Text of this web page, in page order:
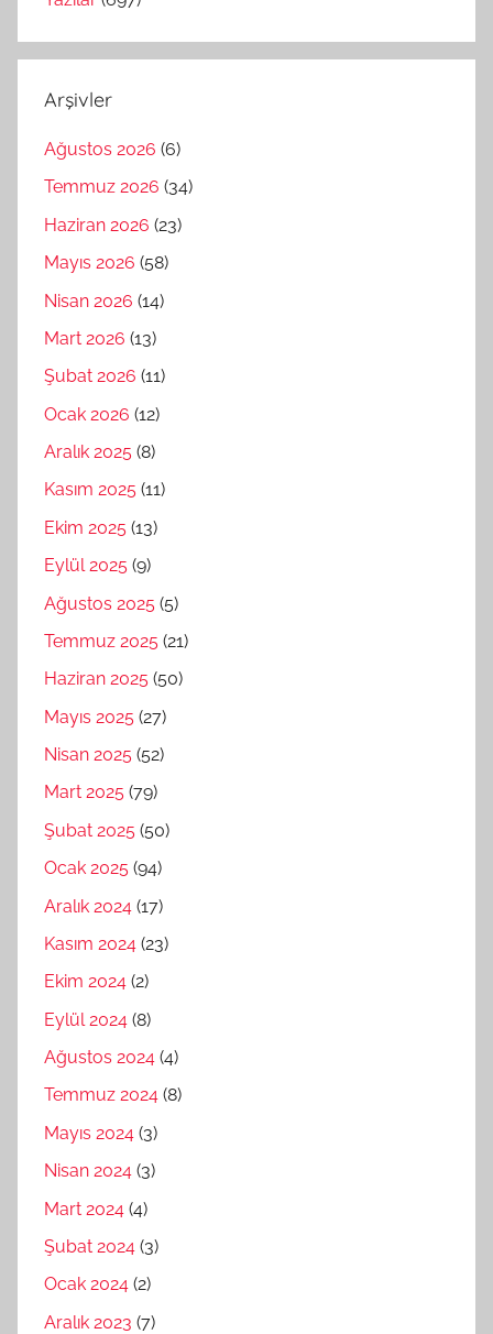
Arşivler
Ağustos 2026 (6)
Temmuz 2026 (34)
Haziran 2026 (23)
Mayıs 2026 (58)
Nisan 2026 (14)
Mart 2026 (13)
Şubat 2026 (11)
Ocak 2026 (12)
Aralık 2025 (8)
Kasım 2025 (11)
Ekim 2025 (13)
Eylül 2025 (9)
Ağustos 2025 (5)
Temmuz 2025 (21)
Haziran 2025 (50)
Mayıs 2025 (27)
Nisan 2025 (52)
Mart 2025 (79)
Şubat 2025 (50)
Ocak 2025 (94)
Aralık 2024 (17)
Kasım 2024 (23)
Ekim 2024 (2)
Eylül 2024 (8)
Ağustos 2024 (4)
Temmuz 2024 (8)
Mayıs 2024 (3)
Nisan 2024 (3)
Mart 2024 (4)
Şubat 2024 (3)
Ocak 2024 (2)
Aralık 2023 (7)